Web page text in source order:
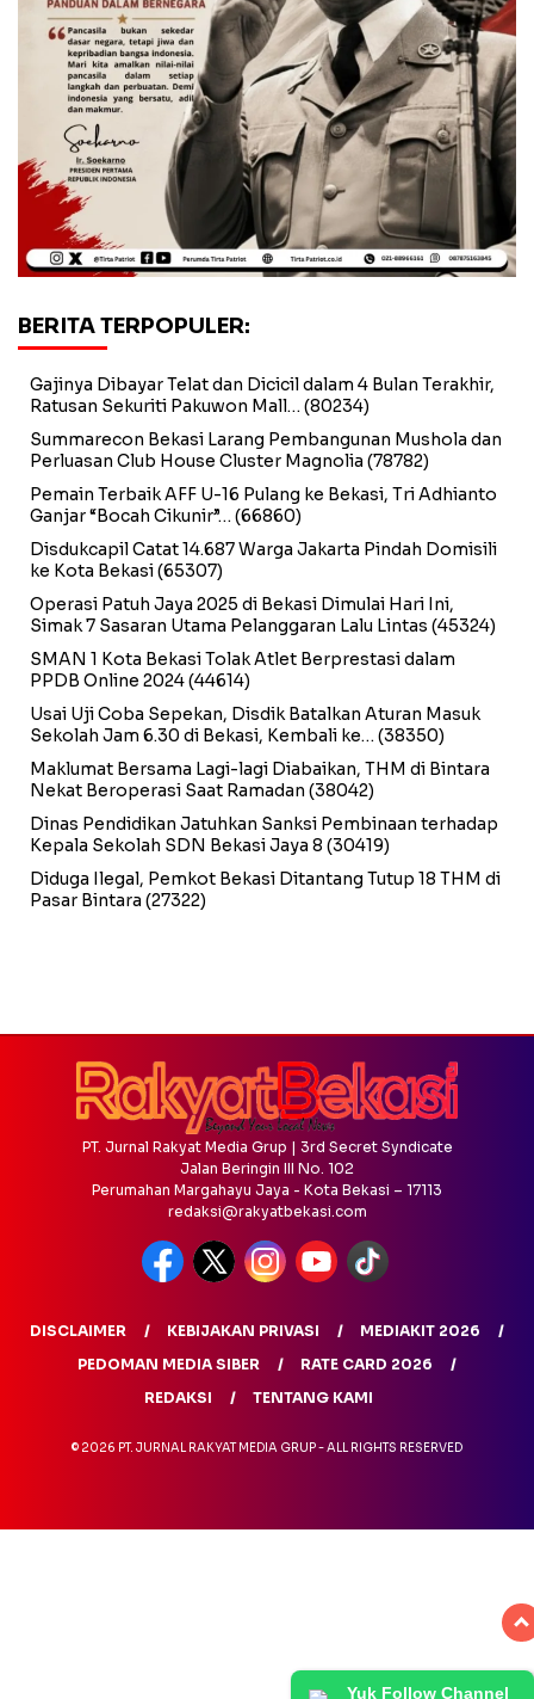
BERITA TERPOPULER:
Gajinya Dibayar Telat dan Dicicil dalam 4 Bulan Terakhir,
Ratusan Sekuriti Pakuwon Mall… (80234)
Summarecon Bekasi Larang Pembangunan Mushola dan
Perluasan Club House Cluster Magnolia (78782)
Pemain Terbaik AFF U-16 Pulang ke Bekasi, Tri Adhianto
Ganjar “Bocah Cikunir”… (66860)
Disdukcapil Catat 14.687 Warga Jakarta Pindah Domisili
ke Kota Bekasi(65307)
Operasi Patuh Jaya 2025 di Bekasi Dimulai Hari Ini,
Simak 7 Sasaran Utama Pelanggaran Lalu Lintas (45324)
SMAN 1 Kota Bekasi Tolak Atlet Berprestasi dalam
PPDB Online 2024(44614)
Usai Uji Coba Sepekan, Disdik Batalkan Aturan Masuk
Sekolah Jam 6.30 di Bekasi, Kembali ke… (38350)
Maklumat Bersama Lagi-lagi Diabaikan, THM di Bintara
Nekat Beroperasi Saat Ramadan (38042)
Dinas Pendidikan Jatuhkan Sanksi Pembinaan terhadap
Kepala Sekolah SDN Bekasi Jaya 8 (30419)
Diduga Ilegal, Pemkot Bekasi Ditantang Tutup 18 THM di
Pasar Bintara (27322)
Yuk Follow Channel
PT. Jurnal Rakyat Media Grup | 3rd Secret Syndicate
Jalan Beringin III No. 102
Perumahan Margahayu Jaya - Kota Bekasi – 17113
redaksi@rakyatbekasi.com
DISCLAIMER KEBIJAKAN PRIVASI
MEDIAKIT 2026
PEDOMAN MEDIA SIBER
RATE CARD 2026
REDAKSI
TENTANG KAMI
© 2026 PT. JURNAL RAKYAT MEDIA GRUP - ALL RIGHTS RESERVED